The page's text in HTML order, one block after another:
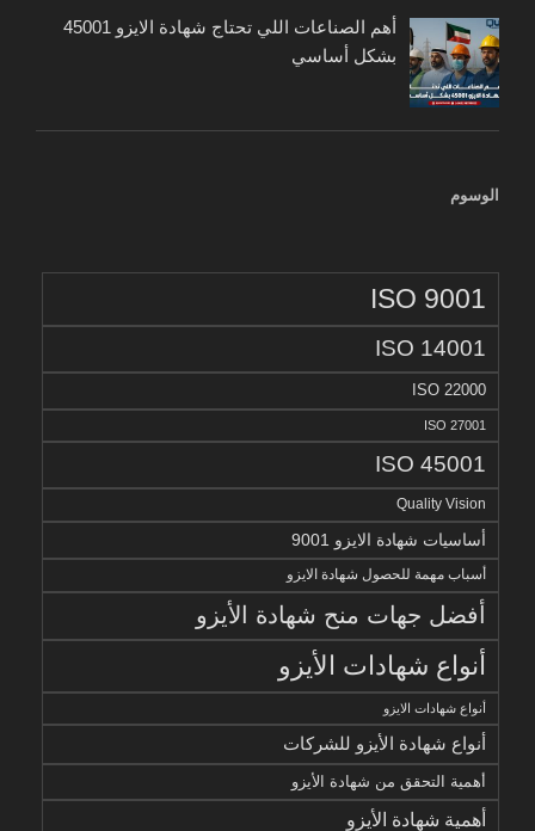
أهم الصناعات اللي تحتاج شهادة الايزو 45001
بشكل أساسي
الوسوم
ISO 9001
ISO 14001
ISO 22000
ISO 27001
ISO 45001
Quality Vision
أساسيات شهادة الايزو 9001
أسباب مهمة للحصول شهادة الايزو
أفضل جهات منح شهادة الأيزو
أنواع شهادات الأيزو
أنواع شهادات الايزو
أنواع شهادة الأيزو للشركات
أهمية التحقق من شهادة الأيزو
أهمية شهادة الأيزو